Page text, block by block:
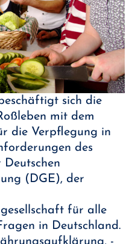
sich die
mit dem
die Verpflegung in
des
(DGE), der
für alle
in Deutschland.
-